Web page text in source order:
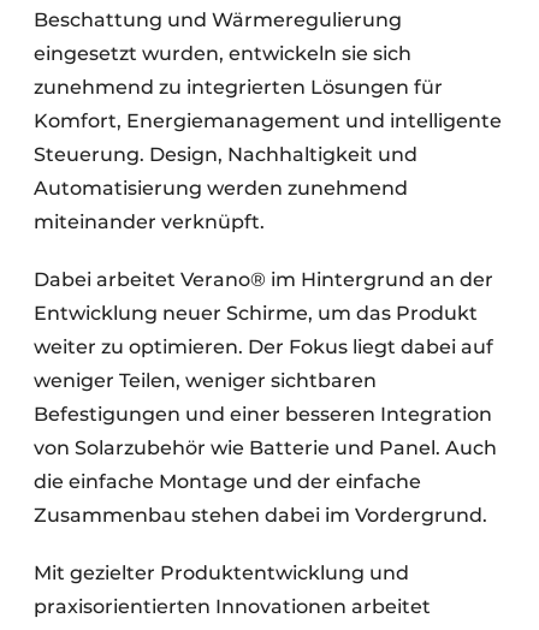
Beschattung und Wärmeregulierung
eingesetzt wurden, entwickeln sie sich
zunehmend zu integrierten Lösungen für
Komfort, Energiemanagement und intelligente
Steuerung. Design, Nachhaltigkeit und
Automatisierung werden zunehmend
miteinander verknüpft.
Dabei arbeitet Verano® im Hintergrund an der
Entwicklung neuer Schirme, um das Produkt
weiter zu optimieren. Der Fokus liegt dabei auf
weniger Teilen, weniger sichtbaren
Befestigungen und einer besseren Integration
von Solarzubehör wie Batterie und Panel. Auch
die einfache Montage und der einfache
Zusammenbau stehen dabei im Vordergrund.
Mit gezielter Produktentwicklung und
praxisorientierten Innovationen arbeitet